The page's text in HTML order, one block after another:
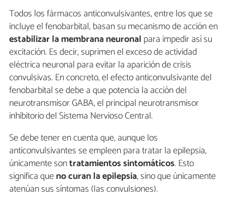
Todos los fármacos anticonvulsivantes, entre los que se
incluye el fenobarbital, basan su mecanismo de acción en
estabilizar la membrana neuronal para impedir así su
excitación. Es decir, suprimen el exceso de actividad
eléctrica neuronal para evitar la aparición de crisis
convulsivas. En concreto, el efecto anticonvulsivante del
fenobarbital se debe a que potencia la acción del
neurotransmisor GABA, el principal neurotransmisor
inhibitorio del Sistema Nervioso Central.
Se debe tener en cuenta que, aunque los
anticonvulsivantes se empleen para tratar la epilepsia,
únicamente sontratamientos sintomáticos. Esto
significa queno curan la epilepsia, sino que únicamente
atenúan sus síntomas (las convulsiones).